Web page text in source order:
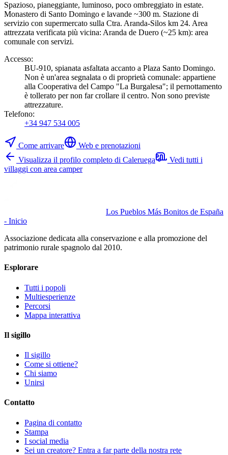
Spazioso, pianeggiante, luminoso, poco ombreggiato in estate.
Monastero di Santo Domingo e lavande ~300 m. Stazione di
servizio con supermercato sulla Ctra. Aranda-Silos km 24. Area
attrezzata verificata più vicina: Aranda de Duero (~25 km): area
comunale con servizi.
Accesso:
BU-910, spianata asfaltata accanto a Plaza Santo Domingo.
Non è un'area segnalata o di proprietà comunale: appartiene
alla Cooperativa del Campo "La Burgalesa"; il pernottamento
è tollerato per non far crollare il centro. Non sono previste
attrezzature.
Telefono:
+34 947 534 005
Come arrivare
Web e prenotazioni
Visualizza il profilo completo di Caleruega
Vedi tutti i
villaggi con area camper
Los Pueblos Más Bonitos de España
- Inicio
Associazione dedicata alla conservazione e alla promozione del
patrimonio rurale spagnolo dal 2010.
Esplorare
Tutti i popoli
Multiesperienze
Percorsi
Mappa interattiva
Il sigillo
Il sigillo
Come si ottiene?
Chi siamo
Unirsi
Contatto
Pagina di contatto
Stampa
I social media
Sei un creatore? Entra a far parte della nostra rete